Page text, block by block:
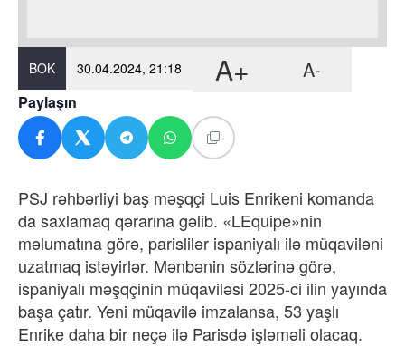
BOK 30.04.2024, 21:18 A+ A-
Paylaşın
PSJ rəhbərliyi baş məşqçi Luis Enrikeni komanda
da saxlamaq qərarına gəlib. «LEquipe»nin
məlumatına görə, parislilər ispaniyalı ilə müqaviləni
uzatmaq istəyirlər. Mənbənin sözlərinə görə,
ispaniyalı məşqçinin müqaviləsi 2025-ci ilin yayında
başa çatır. Yeni müqavilə imzalansa, 53 yaşlı
Enrike daha bir neçə ilə Parisdə işləməli olacaq.